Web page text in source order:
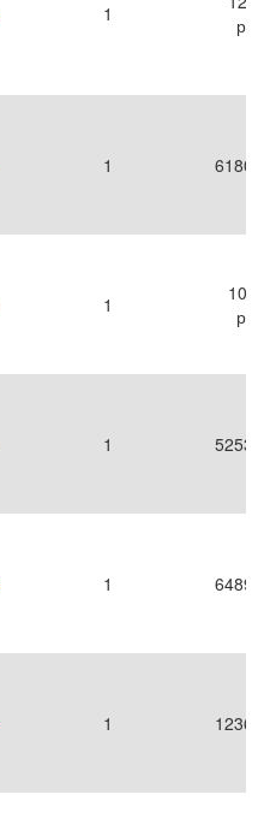
1
руб.
1 6180
1
руб.
1 5253
1 6489
1 1236